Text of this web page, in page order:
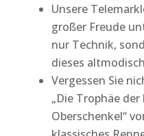
Unsere
großer Freude
nur Technik,
dieses
Vergessen Sie
„Die Trophäe
Oberschenkel“